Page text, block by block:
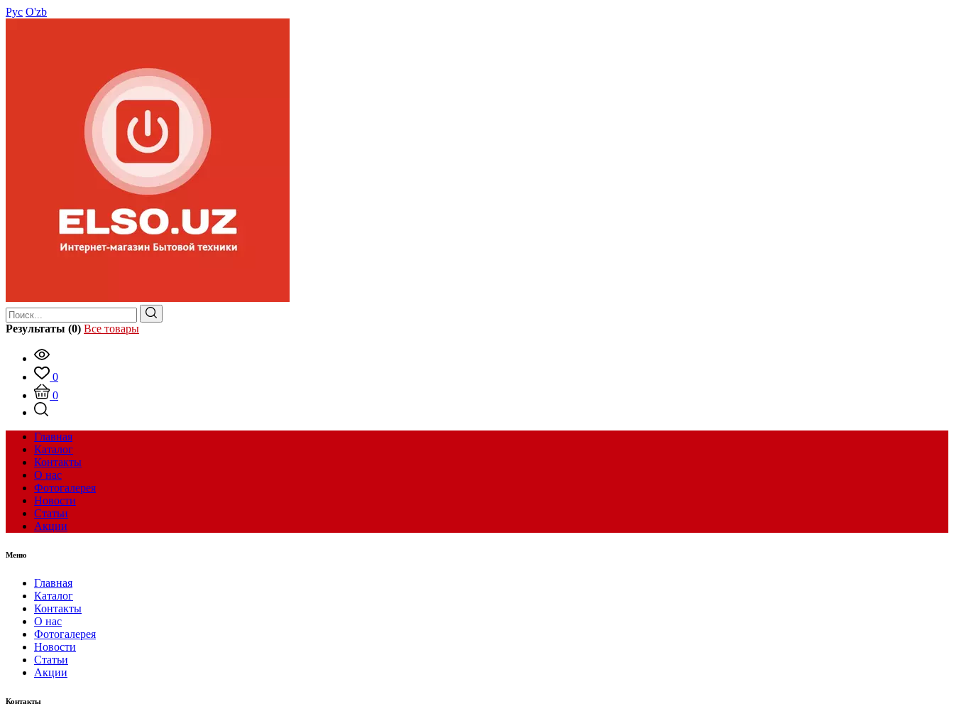
Рус O'zb
Результаты (0) Все товары
0
0
Главная
Каталог
Контакты
О нас
Фотогалерея
Новости
Статьи
Акции
Меню
Главная
Каталог
Контакты
О нас
Фотогалерея
Новости
Статьи
Акции
Контакты